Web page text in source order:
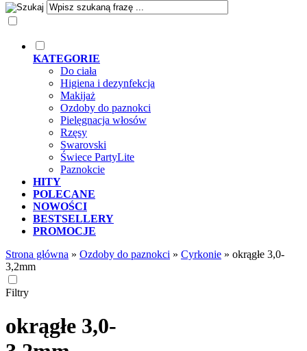
KATEGORIE
Do ciała
Higiena i dezynfekcja
Makijaż
Ozdoby do paznokci
Pielęgnacja włosów
Rzęsy
Swarovski
Świece PartyLite
Paznokcie
HITY
POLECANE
NOWOŚCI
BESTSELLERY
PROMOCJE
Strona główna » Ozdoby do paznokci » Cyrkonie » okrągłe 3,0-
3,2mm
Filtry
okrągłe 3,0-